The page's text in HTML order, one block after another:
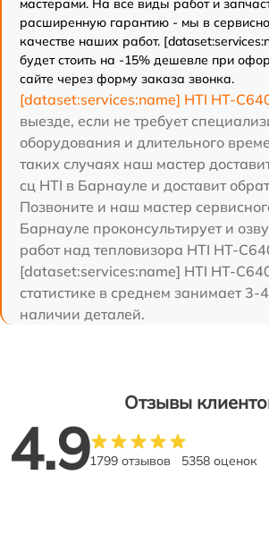
мастерами. На все виды работ и
расширенную гарантию - мы в
качестве наших работ.
будет стоить на -15% дешевле при
сайте через форму заказа звонка.
[dataset:services:name] HTI HT-
выезде, если не требует
оборудования и длительного
таких случаях наш мастер
сц HTI в Барнауле и доставит
Позвоните и наш мастер
Барнауле проконсультирует и
работ над тепловизора HTI HT-
[dataset:services:name] HTI HT-
статистике в среднем занимает 3-
наличии деталей.
Отзывы
4.91799 отзывов 5358 оценок